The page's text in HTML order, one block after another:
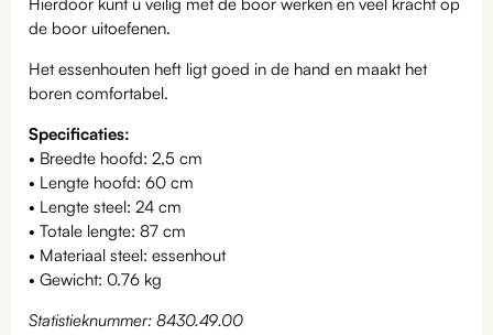
de boor uitoefenen.
Het essenhouten heft ligt goed in de hand en maakt het
boren comfortabel.
Specificaties:
• Breedte hoofd: 2,5 cm
• Lengte hoofd: 60 cm
• Lengte steel: 24 cm
• Totale lengte: 87 cm
• Materiaal steel: essenhout
• Gewicht: 0.76 kg
Statistieknummer: 8430.49.00